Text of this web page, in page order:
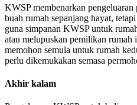
KWSP membenarkan
buah rumah sepanjang hayat,
guna simpanan KWSP untuk
atau melupuskan pemilikan rumah
memohon semula untuk rumah
perlu dikemukakan semasa
Akhir kalam